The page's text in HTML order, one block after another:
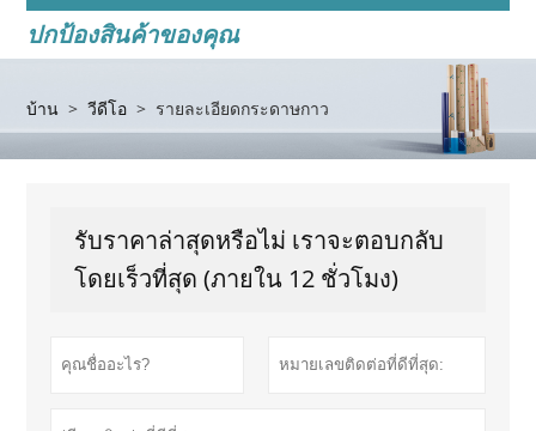
ปกป้องสินค้าของคุณ
บ้าน > วีดีโอ > รายละเอียดกระดาษกาว
รับราคาล่าสุดหรือไม่ เราจะตอบกลับ
โดยเร็วที่สุด (ภายใน 12 ชั่วโมง)